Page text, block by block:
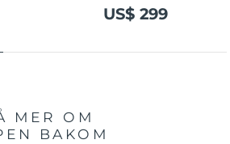
US$ 299
MER OM
BAKOM